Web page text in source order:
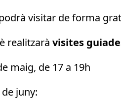
podrà visitar de forma
realitzarà visites
maig, de 17 a 19h
juny: